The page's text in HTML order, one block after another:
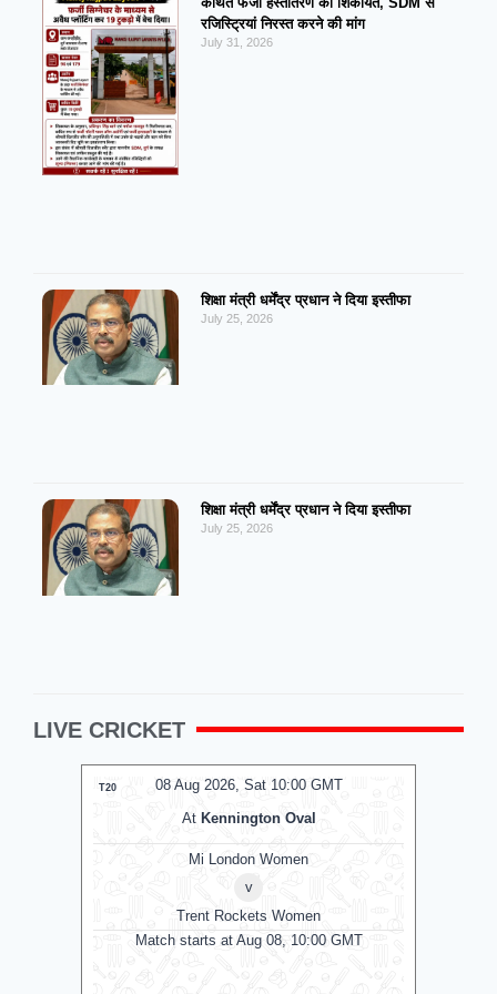
रजिस्ट्रियां निरस्त करने की मांग
July 31, 2026
शिक्षा मंत्री धर्मेंद्र प्रधान ने दिया इस्तीफा
July 25, 2026
शिक्षा मंत्री धर्मेंद्र प्रधान ने दिया इस्तीफा
July 25, 2026
LIVE CRICKET
08 Aug 2026, Sat 10:00 GMT
T20
At Kennington Oval
Mi London Women
v
Trent Rockets Women
Match starts at Aug 08, 10:00 GMT